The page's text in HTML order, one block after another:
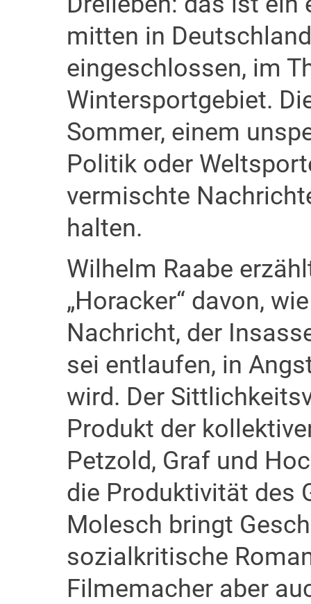
mitten in
eingeschlossen, im
Wintersportgebiet.
Sommer, einem
Politik oder
vermischte
halten.
Wilhelm Raabe
„Horacker“ davon,
Nachricht, der
sei entlaufen, in
wird. Der
Produkt der
Petzold, Graf und
die Produktivität des
Molesch bringt
sozialkritische
Filmemacher aber